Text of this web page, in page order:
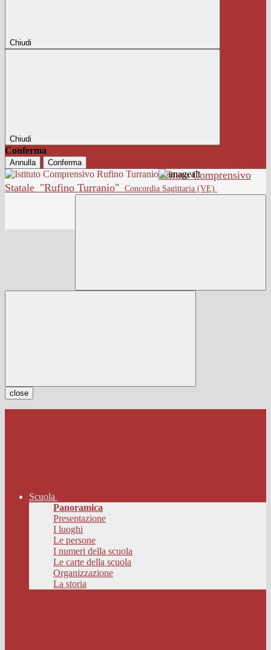
Chiudi
Chiudi
Conferma
Annulla Conferma
Istituto Comprensivo
Statale "Rufino Turranio" Concordia Sagittaria (VE)
close
Scuola
Panoramica
Presentazione
I luoghi
Le persone
I numeri della scuola
Le carte della scuola
Organizzazione
La storia